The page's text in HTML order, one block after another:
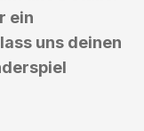
ein
uns deinen